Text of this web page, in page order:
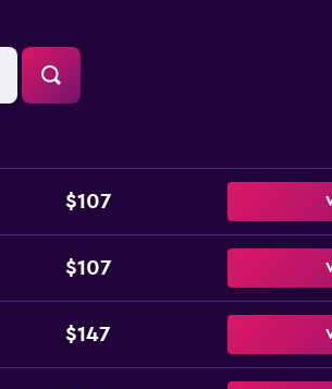
$107
$107
$147